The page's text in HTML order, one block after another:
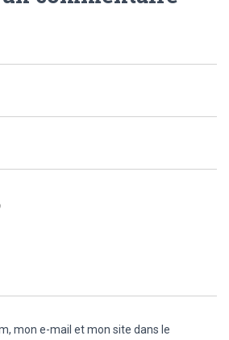
mon e-mail et mon site dans le